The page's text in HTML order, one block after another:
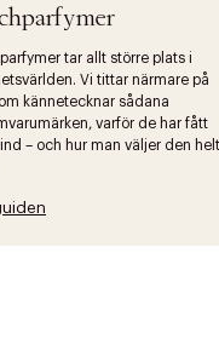
tar allt större plats i
Vi tittar närmare på
kännetecknar sådana
varför de har fått
– och hur man väljer den helt